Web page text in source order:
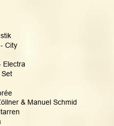
City
Electra
& Manuel Schmid